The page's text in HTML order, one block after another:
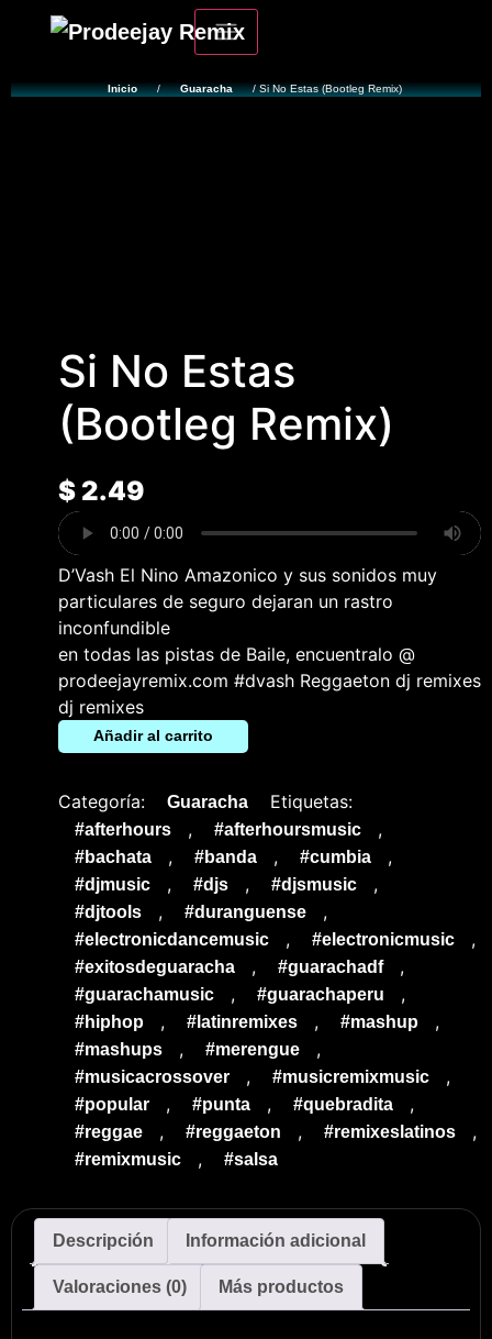
Inicio / Guaracha / Si No Estas (Bootleg Remix)
Si No Estas
(Bootleg Remix)
$2.49
D’Vash El Nino Amazonico y sus sonidos muy
particulares de seguro dejaran un rastro
inconfundible
en todas las pistas de Baile, encuentralo @
prodeejayremix.com #dvash Reggaeton dj remixes
dj remixes
Añadir al carrito
Categoría: Guaracha Etiquetas:
#afterhours , #afterhoursmusic ,
#bachata , #banda , #cumbia ,
#djmusic , #djs , #djsmusic ,
#djtools , #duranguense ,
#electronicdancemusic , #electronicmusic ,
#exitosdeguaracha , #guarachadf ,
#guarachamusic , #guarachaperu ,
#hiphop , #latinremixes , #mashup ,
#mashups , #merengue ,
#musicacrossover , #musicremixmusic ,
#popular , #punta , #quebradita ,
#reggae , #reggaeton , #remixeslatinos ,
#remixmusic , #salsa
Descripción Información adicional
Valoraciones (0) Más productos